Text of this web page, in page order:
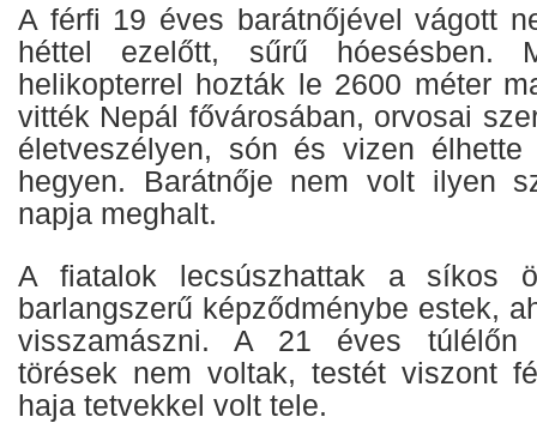
A férfi 19 éves barátnőjével vágott
héttel ezelőtt, sűrű hóesésben.
helikopterrel hozták le 2600 méter
vitték Nepál fővárosában, orvosai
életveszélyen, són és vizen
hegyen. Barátnője nem volt ilyen
napja meghalt.
A fiatalok lecsúszhattak a síkos
barlangszerű képződménybe estek,
visszamászni. A 21 éves túlélőn
törések nem voltak, testét viszont
haja tetvekkel volt tele.